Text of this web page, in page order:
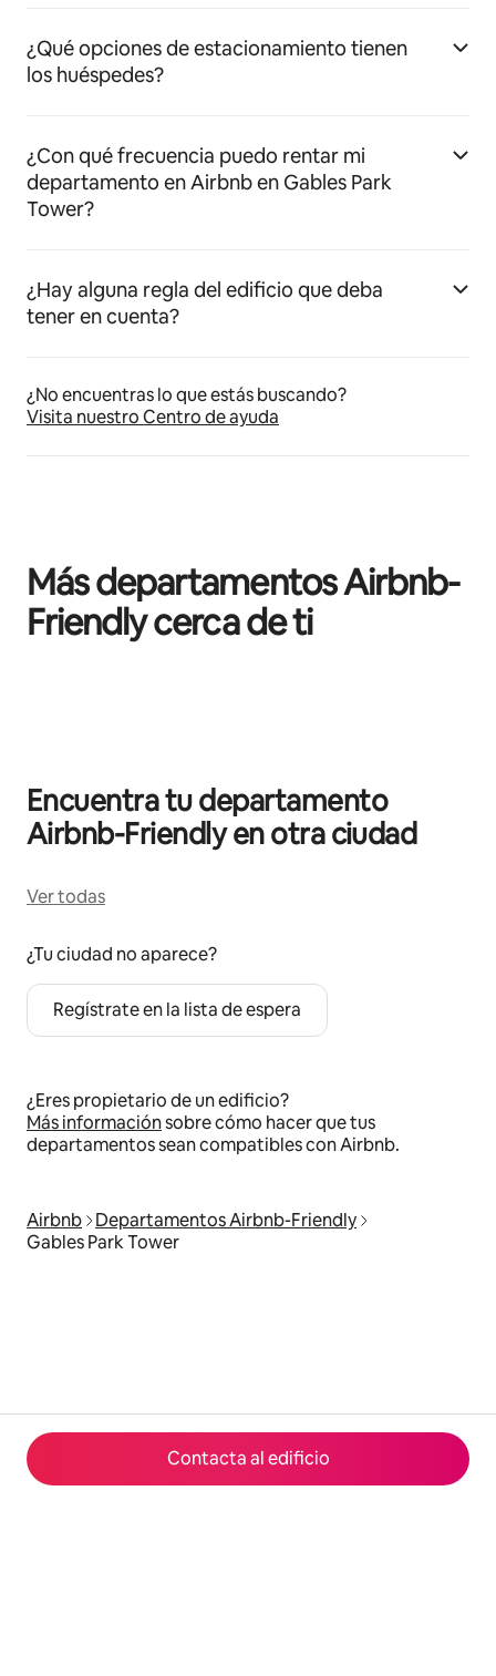
Contacta al edificio
¿Qué opciones de estacionamiento tienen
los huéspedes?
¿Con qué frecuencia puedo rentar mi
departamento en Airbnb en Gables Park
Tower?
¿Hay alguna regla del edificio que deba
tener en cuenta?
¿No encuentras lo que estás buscando?
Visita nuestro Centro de ayuda
Más departamentos Airbnb-
Friendly cerca de ti
Encuentra tu departamento
Airbnb-Friendly en otra ciudad
Ver todas
¿Tu ciudad no aparece?
Regístrate en la lista de espera
¿Eres propietario de un edificio?
Más informaciónsobre cómo hacer que tus
departamentos sean compatibles con Airbnb.
Airbnb
Departamentos Airbnb-Friendly
Gables Park Tower